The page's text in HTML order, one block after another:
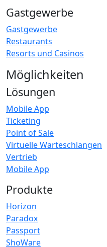
Gastgewerbe
Gastgewerbe
Restaurants
Resorts und Casinos
Möglichkeiten
Lösungen
Mobile App
Ticketing
Point of Sale
Virtuelle Warteschlangen
Vertrieb
Mobile App
Produkte
Horizon
Paradox
Passport
ShoWare